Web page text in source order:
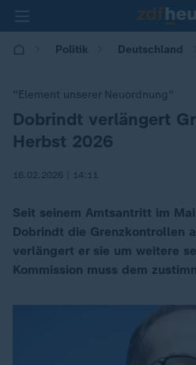
Politik Deutschland
"Element unserer Neuordnung"
:Dobrindt verlängert
Herbst 2026
16.02.2026 | 14:11
Seit seinem Amtsantritt im
Dobrindt die Grenzkontrollen
verlängert er sie um weitere
Kommission muss dem